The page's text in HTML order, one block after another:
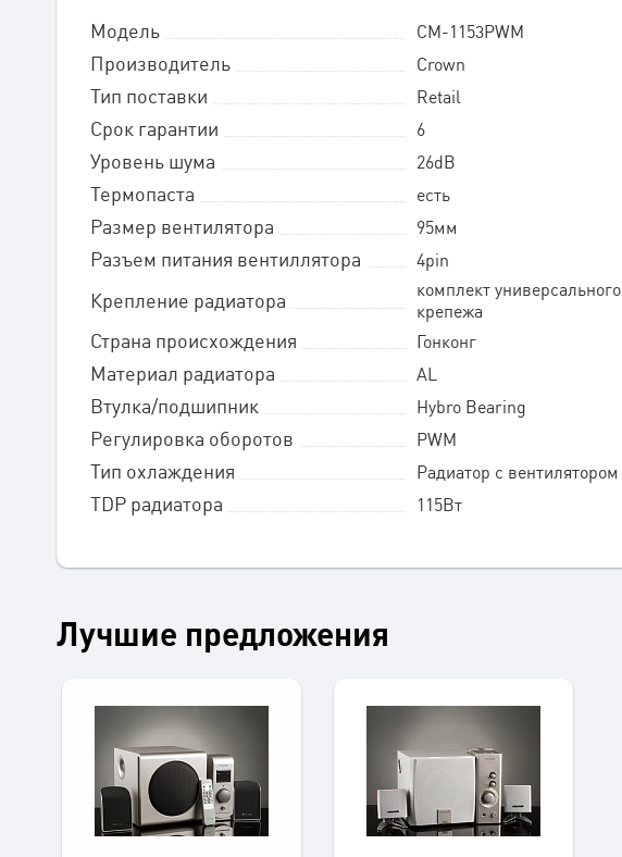
Модель CM-1153PWM
Производитель Crown
Тип поставки Retail
Срок гарантии 6
Уровень шума 26dB
Термопаста есть
Размер вентилятора 95мм
Разъем питания вентиллятора 4pin
Крепление радиатора
комплект универсального
крепежа
Страна происхождения Гонконг
Материал радиатора AL
Втулка/подшипник Hybro Bearing
Регулировка оборотов PWM
Тип охлаждения Радиатор с вентилятором
TDP радиатора 115Вт
Лучшие предложения